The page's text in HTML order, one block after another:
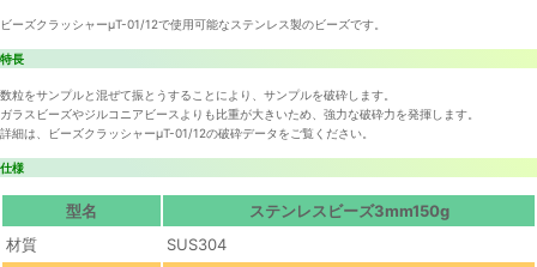
ビーズクラッシャーμT-01/12で使用可能なステンレス製のビーズです。
特長
数粒をサンプルと混ぜて振とうすることにより、サンプルを破砕します。
ガラスビーズやジルコニアビースよりも比重が大きいため、強力な破砕力を発揮します。
詳細は、ビーズクラッシャーμT-01/12の破砕データをご覧ください。
仕様
型名
ステンレスビーズ3mm150g
材質
SUS304